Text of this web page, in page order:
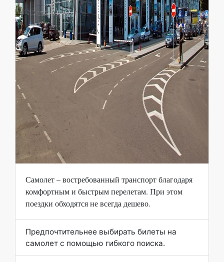
Самолет – востребованный транспорт благодаря
комфортным и быстрым перелетам. При этом
поездки обходятся не всегда дешево.
Предпочтительнее выбирать билеты на
самолет с помощью гибкого поиска.